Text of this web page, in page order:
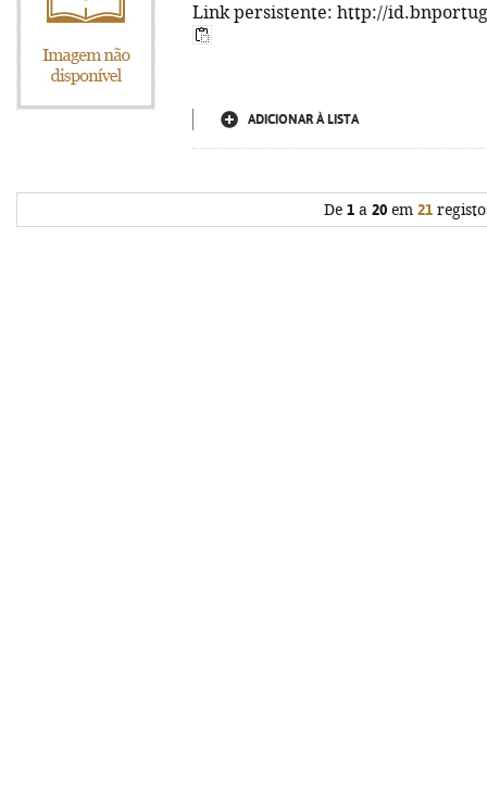
Link persistente: http://
ADICIONAR À LISTA
De 1a 20em 21